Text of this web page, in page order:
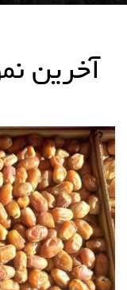
آخرین